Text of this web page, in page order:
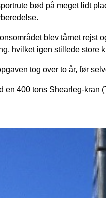
bød på meget lidt
blev tårnet rejst
hvilket igen stillede store
tog over to år, før
en 400 tons Shearleg-